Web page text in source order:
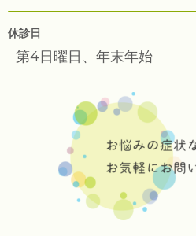
休診日
第4日曜日、年末年始